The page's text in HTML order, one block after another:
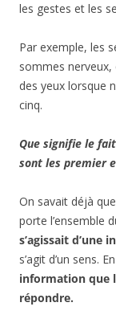
les gestes et les
Par exemple, les
sommes
des yeux lorsque
cinq.
Que signifie le
sont les premier
On savait déjà
porte l’ensemble
s’agissait d’une
s’agit d’un sens.
information que
répondre.